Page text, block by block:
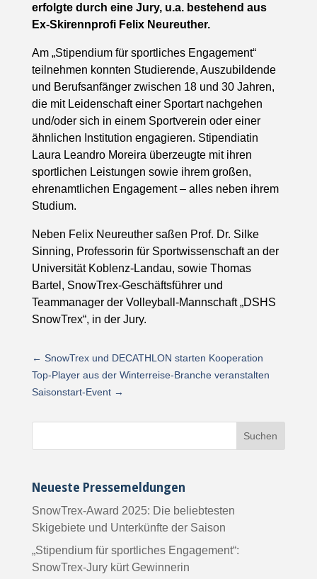
erfolgte durch eine Jury, u.a. bestehend aus
Ex-Skirennprofi Felix Neureuther.
Am „Stipendium für sportliches Engagement“
teilnehmen konnten Studierende, Auszubildende
und Berufsanfänger zwischen 18 und 30 Jahren,
die mit Leidenschaft einer Sportart nachgehen
und/oder sich in einem Sportverein oder einer
ähnlichen Institution engagieren. Stipendiatin
Laura Leandro Moreira überzeugte mit ihren
sportlichen Leistungen sowie ihrem großen,
ehrenamtlichen Engagement – alles neben ihrem
Studium.
Neben Felix Neureuther saßen Prof. Dr. Silke
Sinning, Professorin für Sportwissenschaft an der
Universität Koblenz-Landau, sowie Thomas
Bartel, SnowTrex-Geschäftsführer und
Teammanager der Volleyball-Mannschaft „DSHS
SnowTrex“, in der Jury.
← SnowTrex und DECATHLON starten Kooperation
Top-Player aus der Winterreise-Branche veranstalten
Saisonstart-Event→
Neueste Pressemeldungen
SnowTrex-Award 2025: Die beliebtesten
Skigebiete und Unterkünfte der Saison
„Stipendium für sportliches Engagement“:
SnowTrex-Jury kürt Gewinnerin